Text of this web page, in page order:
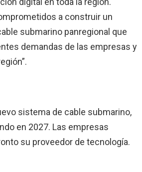
a construir un
submarino panregional que
demandas de las empresas y
sistema de cable submarino,
en 2027. Las empresas
su proveedor de tecnología.